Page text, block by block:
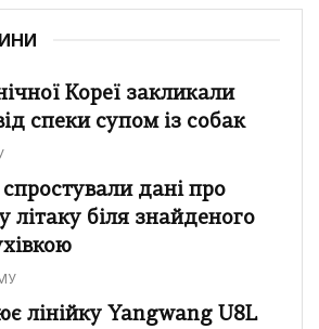
Кореї закликали
спеки супом із собак
дані про
літаку біля знайденого
лінійку Yangwang U8L